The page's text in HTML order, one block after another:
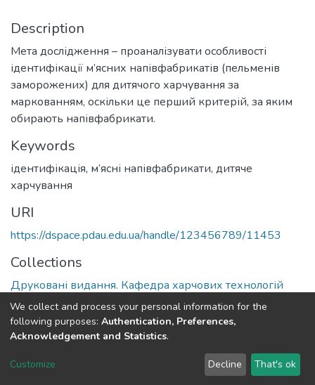
Description
Мета дослідження – проаналізувати особливості
ідентифікації м’ясних напівфабрикатів (пельменів
заморожених) для дитячого харчування за
маркованням, оскільки це перший критерій, за яким
обирають напівфабрикати.
Keywords
ідентифікація, м’ясні напівфабрикати, дитяче
харчування
URI
https://dspace.pdau.edu.ua/handle/123456789/11453
Collections
Друковані видання. Кафедра харчових технологій
Full item page
DSpace software copyright © 2002-2026 LYRASIS
Send Feedback
We collect and process your personal information for the
following purposes: Authentication, Preferences,
Acknowledgement and Statistics.
Customize Decline That's ok